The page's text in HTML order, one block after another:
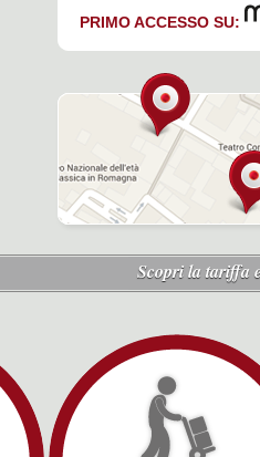
PRIMO ACCESSO SU:
Scopri la tariffa